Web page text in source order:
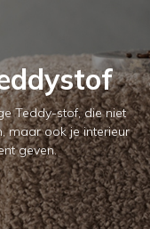
brengen
dagen
Teddy-stof, die niet
maar ook je interieur
geven.